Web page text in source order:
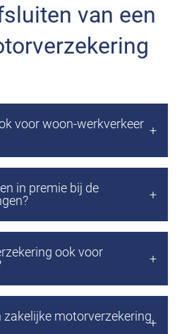
van een
voor woon-werkverkeer
in premie bij de
ook voor
zakelijke motorverzekering